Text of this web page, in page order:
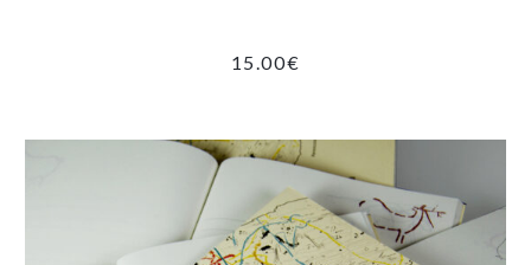
15.00€